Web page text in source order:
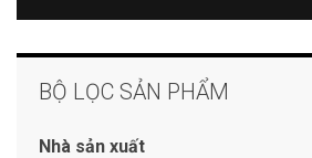
BỘ LỌC SẢN PHẨM
Nhà sản xuất